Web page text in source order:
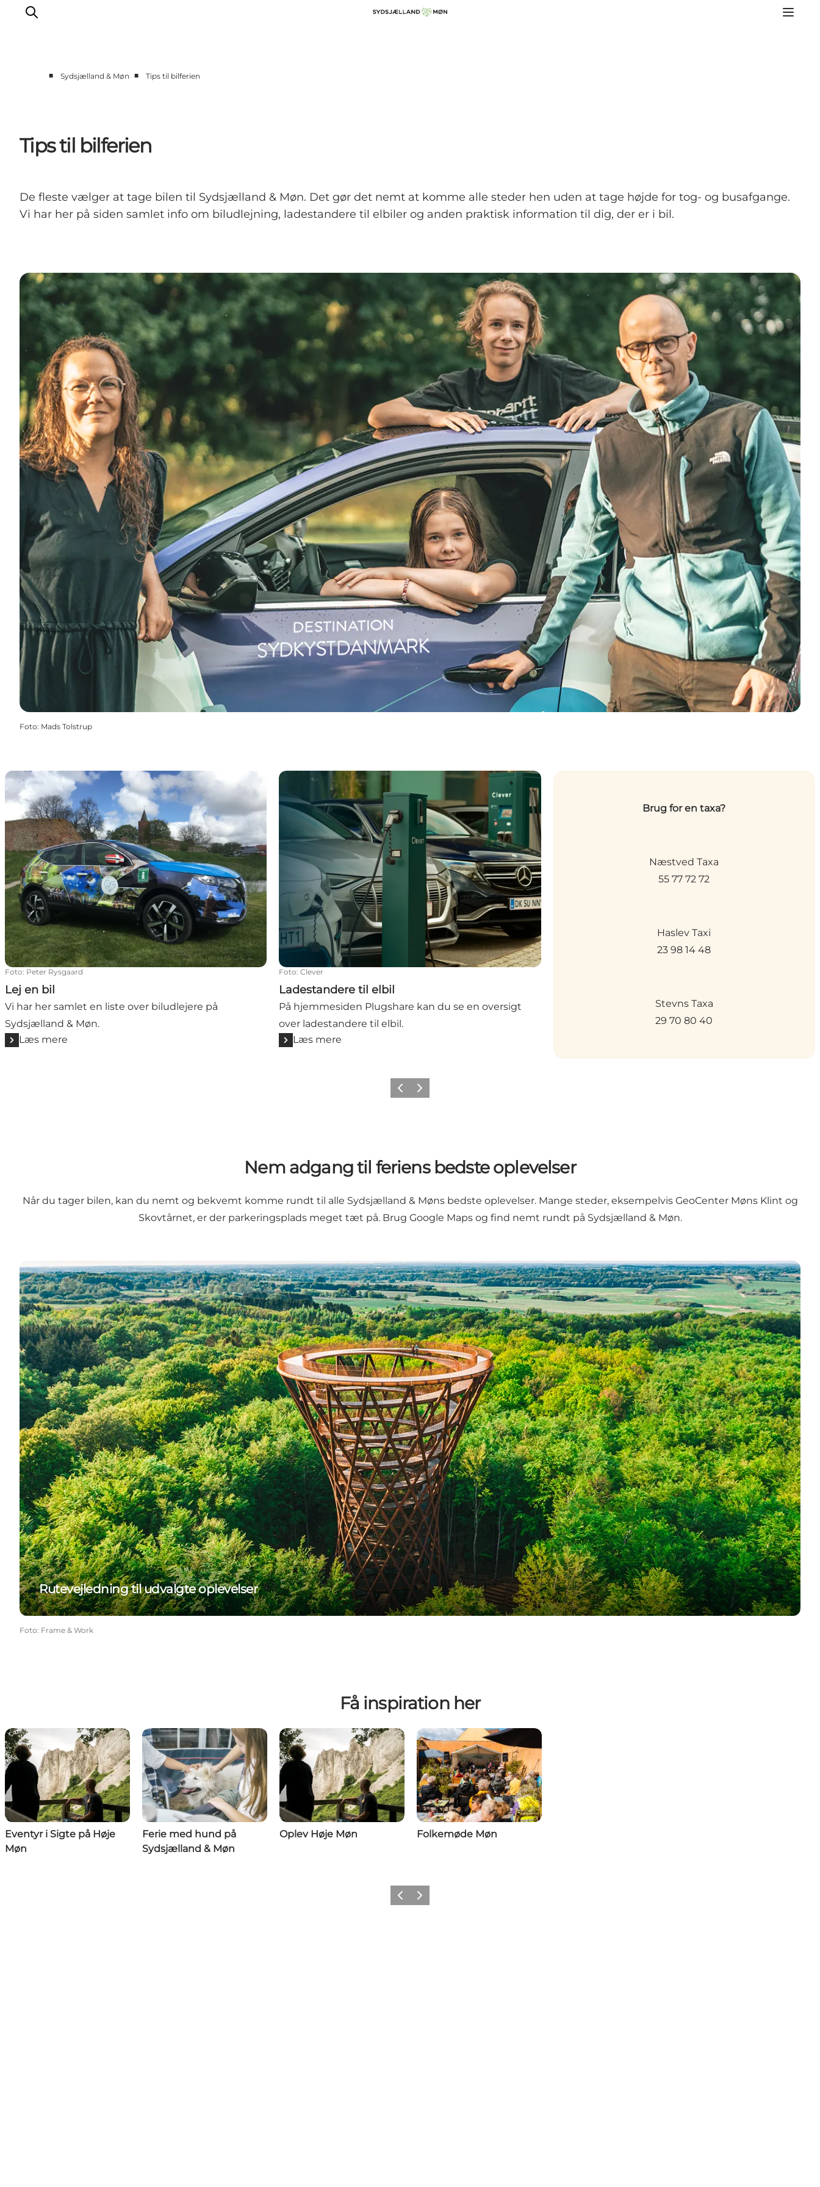
Events
Spis
Planlæg din tur
■ Sydsjælland & Møn ■ Tips til bilferien
Tips til bilferien
De fleste vælger at tage bilen til Sydsjælland & Møn. Det gør det nemt at komme alle steder hen uden at tage højde for tog- og busafgange.
Vi har her på siden samlet info om biludlejning, ladestandere til elbiler og anden praktisk information til dig, der er i bil.
Foto: Mads Tolstrup
Lej en bil
Foto: Peter Rysgaard
Lej en bil
Vi har her samlet en liste over biludlejere på
Sydsjælland & Møn.
Læs mere
Ladestandere til elbil
Foto: Clever
Ladestandere til elbil
På hjemmesiden Plugshare kan du se en oversigt
over ladestandere til elbil.
Læs mere
Brug for en taxa?
Næstved Taxa
55 77 72 72
Haslev Taxi
23 98 14 48
Stevns Taxa
29 70 80 40
ForrigeNæste
Nem adgang til feriens bedste oplevelser
Når du tager bilen, kan du nemt og bekvemt komme rundt til alle Sydsjælland & Møns bedste oplevelser. Mange steder, eksempelvis GeoCenter Møns Klint og
Skovtårnet, er der parkeringsplads meget tæt på. Brug Google Mapsog find nemt rundt på Sydsjælland & Møn.
Rutevejledning til udvalgte oplevelser
Rutevejledning til udvalgte oplevelser
Foto: Frame & Work
Få inspiration her
Eventyr i Sigte på Høje
Møn
Ferie med hund på
Sydsjælland & Møn
Oplev Høje Møn Folkemøde Møn
ForrigeNæste